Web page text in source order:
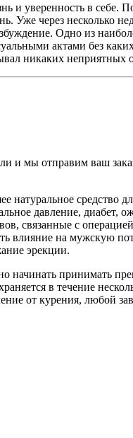
и уверенность в себе.
через несколько
Одно из
актами без
никаких
и мы отправим ваш
натуральное средство
давление,
связанные с
влияние на мужскую
эрекции.
начинать принимать
в течение
от курения, любой